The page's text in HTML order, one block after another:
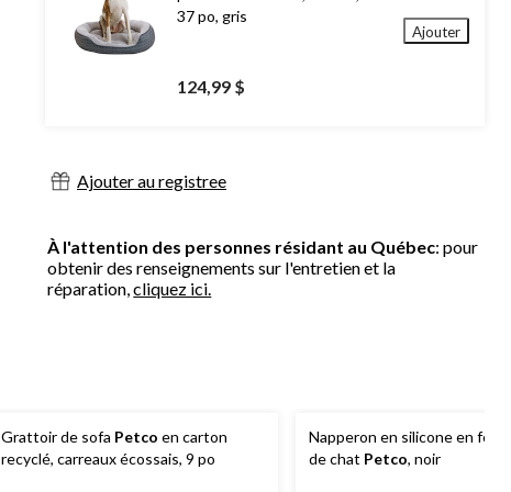
37 po, gris
124,99 $
Ajouter
Ajouter au registree
À l'attention des personnes résidant au Québec: pour
obtenir des renseignements sur l'entretien et la
réparation,cliquez ici.
Grattoir de sofa Petco en carton
recyclé, carreaux écossais, 9 po
Napperon en silicone en
de chat Petco, noir